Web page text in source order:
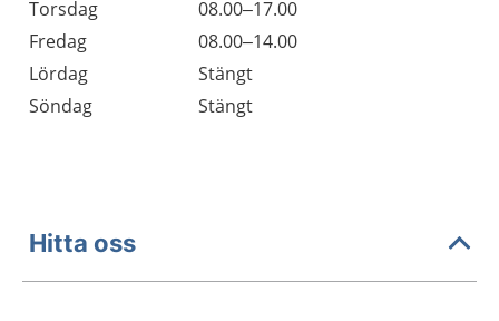
Torsdag
08.00–17.00
Fredag
08.00–14.00
Lördag
Stängt
Söndag
Stängt
Hitta oss